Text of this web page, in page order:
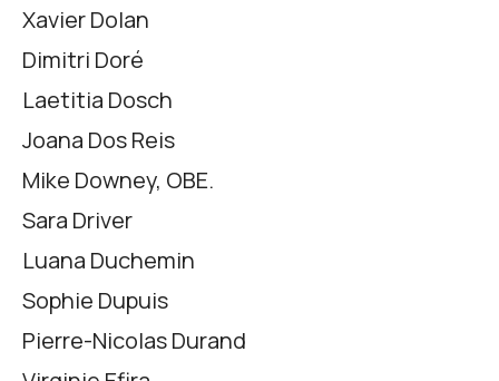
Xavier Dolan
Dimitri Doré
Laetitia Dosch
Joana Dos Reis
Mike Downey, OBE.
Sara Driver
Luana Duchemin
Sophie Dupuis
Pierre-Nicolas Durand